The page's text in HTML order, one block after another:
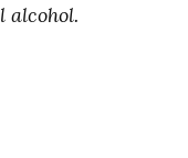
alcohol.